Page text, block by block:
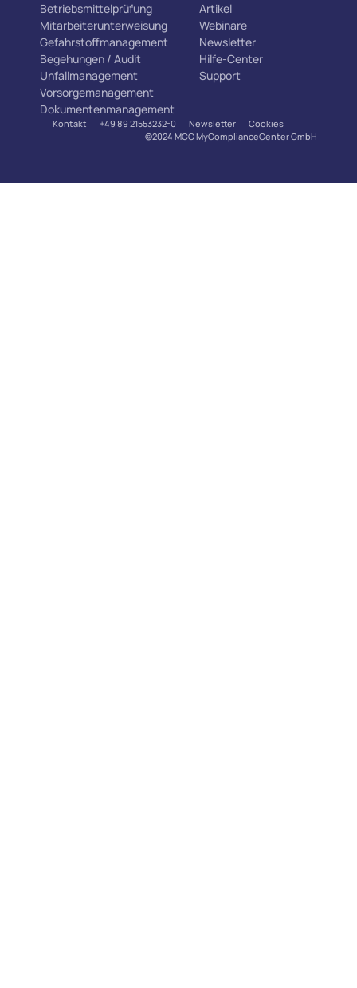
Betriebsmittelprüfung
Mitarbeiterunterweisung
Gefahrstoffmanagement
Begehungen / Audit
Unfallmanagement
Vorsorgemanagement
Dokumentenmanagement
Artikel
Webinare
Newsletter
Hilfe-Center
Support
Kontakt +49 89 21553232-0 Newsletter
Cookies
©2024 MCC MyComplianceCenter GmbH